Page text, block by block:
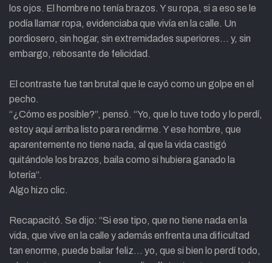
los ojos. El hombre no tenía brazos. Y su ropa, si a eso se le
podía llamar ropa, evidenciaba que vivía en la calle. Un
pordiosero, sin hogar, sin extremidades superiores… y, sin
embargo, rebosante de felicidad.
El contraste fue tan brutal que le cayó como un golpe en el
pecho.
“¿Cómo es posible?”, pensó. “Yo, que lo tuve todo y lo perdí,
estoy aquí arriba listo para rendirme. Y ese hombre, que
aparentemente no tiene nada, al que la vida castigó
quitándole los brazos, baila como si hubiera ganado la
lotería”.
Algo hizo clic.
Recapacitó. Se dijo: “Si ese tipo, que no tiene nada en la
vida, que vive en la calle y además enfrenta una dificultad
tan enorme, puede bailar feliz… yo, que si bien lo perdí todo,